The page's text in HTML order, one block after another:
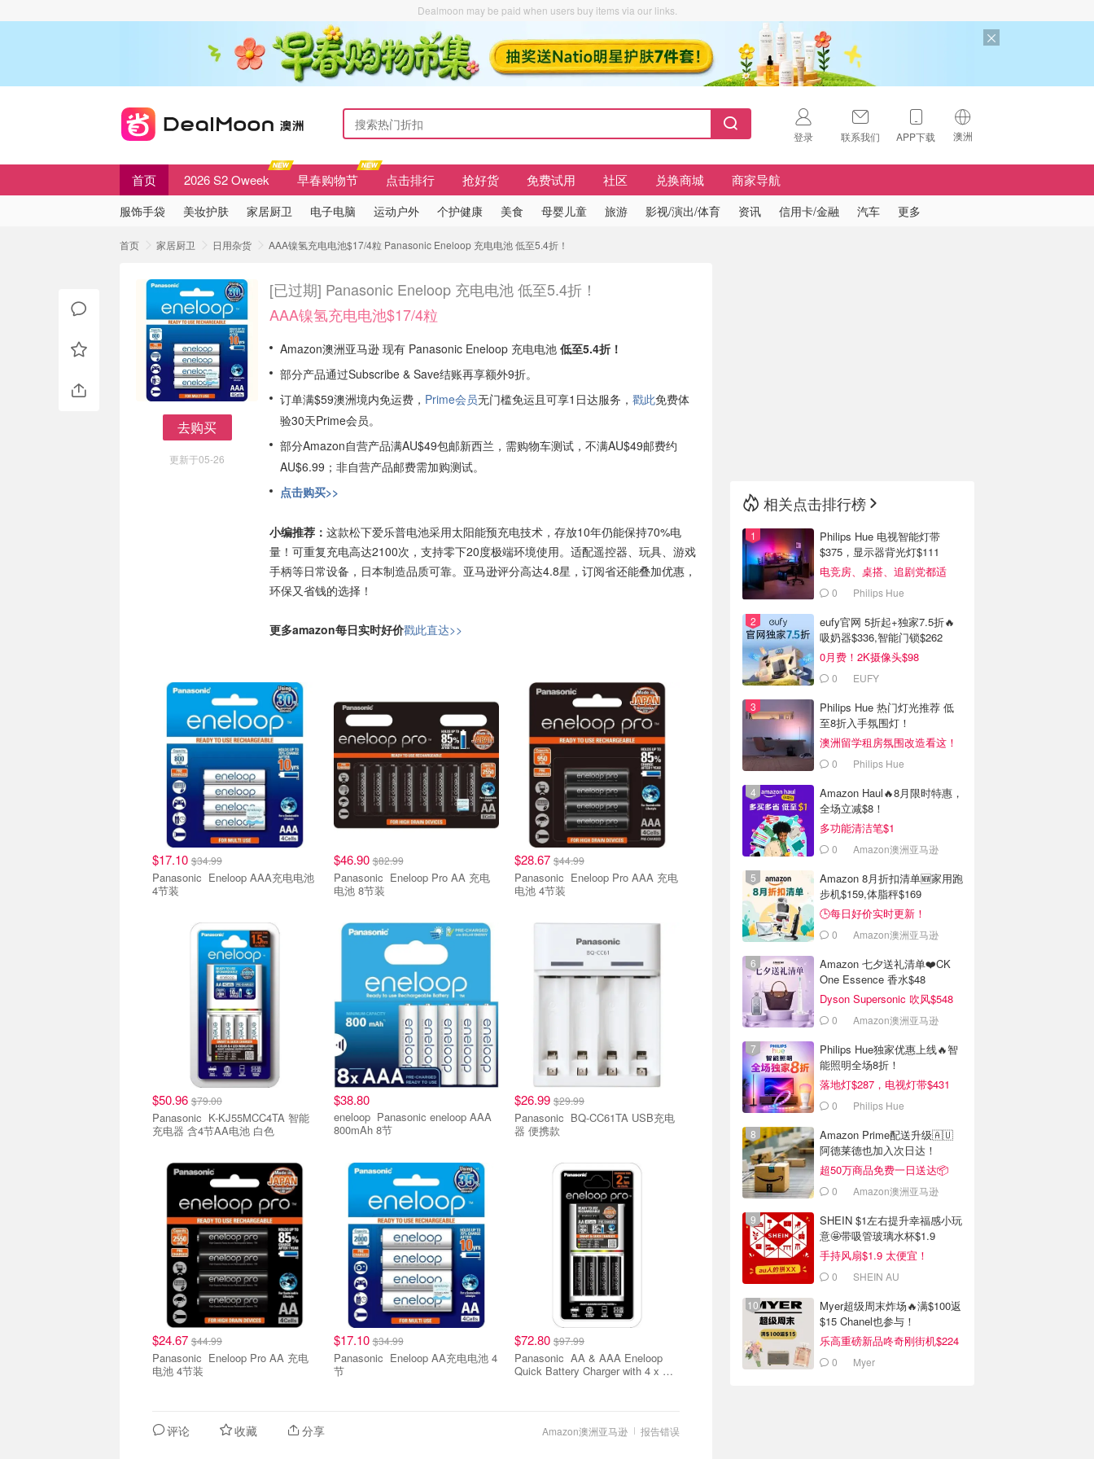
Dealmoon may be paid when users buy items via our links.
登录 联系我们 APP下载 澳洲
🇺🇸
🇨🇳中国
首页 2026 S2 Oweek 早春购物节 点击排行 抢好货 免费试用 社区 兑换商城 商家导航
服饰手袋 美妆护肤 家居厨卫 电子电脑 运动户外 个护健康 美食 母婴儿童 旅游 影视/演出/体育 资讯 信用卡/金融 汽车 更多
首页 家居厨卫 日用杂货 AAA镍氢充电电池$17/4粒 Panasonic Eneloop 充电电池 低至5.4折！
去购买
更新于05-26
[已过期] Panasonic Eneloop 充电电池 低至5.4折！
AAA镍氢充电电池$17/4粒
Amazon澳洲亚马逊 现有 Panasonic Eneloop 充电电池 低至5.4折！
部分产品通过Subscribe & Save结账再享额外9折。
订单满$59澳洲境内免运费， Prime会员无门槛免运且可享1日达服务， 戳此免费体
验30天Prime会员。
部分Amazon自营产品满AU$49包邮新西兰，需购物车测试，不满AU$49邮费约
AU$6.99；非自营产品邮费需加购测试。
点击购买>>
小编推荐： 这款松下爱乐普电池采用太阳能预充电技术，存放10年仍能保持70%电
量！可重复充电高达2100次，支持零下20度极端环境使用。适配遥控器、玩具、游戏
手柄等日常设备，日本制造品质可靠。亚马逊评分高达4.8星，订阅省还能叠加优惠，
环保又省钱的选择！
更多amazon每日实时好价戳此直达>>
$17.10 $34.99
Panasonic Eneloop AAA充电电池
4节装
$46.90$82.99
Panasonic Eneloop Pro AA 充电
电池 8节装
$28.67 $44.99
Panasonic Eneloop Pro AAA 充电
电池 4节装
$50.96 $79.00
Panasonic K-KJ55MCC4TA 智能
充电器 含4节AA电池 白色
$38.80
eneloop Panasonic eneloop AAA
800mAh 8节
$26.99 $29.99
Panasonic BQ-CC61TA USB充电
器 便携款
$24.67 $44.99
Panasonic Eneloop Pro AA 充电
电池 4节装
$17.10$34.99
Panasonic Eneloop AA充电电池 4
节
$72.80 $97.99
Panasonic AA & AAA Eneloop
Quick Battery Charger with 4 x AA
报告错误
Amazon澳洲亚马逊
评论 收藏 分享
相关点击排行榜
Philips Hue 电视智能灯带
$375，显示器背光灯$111
电竞房、桌搭、追剧党都适
合！0 Philips Hue
eufy官网 5折起+独家7.5折🔥
吸奶器$336,智能门锁$262
0月费！2K摄像头$98
0 EUFY
Philips Hue 热门灯光推荐 低
至8折入手氛围灯！
澳洲留学租房氛围改造看这！
0 Philips Hue
Amazon Haul🔥8月限时特惠，
全场立减$8！
多功能清洁笔$1
0 Amazon澳洲亚马逊
Amazon 8月折扣清单🆕家用跑
步机$159,体脂秤$169
🕒每日好价实时更新！
0 Amazon澳洲亚马逊
Amazon 七夕送礼清单❤️CK
One Essence 香水$48
Dyson Supersonic 吹风$548
0 Amazon澳洲亚马逊
Philips Hue独家优惠上线🔥智
能照明全场8折！
落地灯$287，电视灯带$431
0 Philips Hue
Amazon Prime配送升级🇦🇺
阿德莱德也加入次日达！
超50万商品免费一日送达📦
0 Amazon澳洲亚马逊
SHEIN $1左右提升幸福感小玩
意🤩带吸管玻璃水杯$1.9
手持风扇$1.9 太便宜！
0 SHEIN AU
Myer超级周末炸场🔥满$100返
$15 Chanel也参与！
乐高重磅新品咚奇刚街机$224
0 Myer